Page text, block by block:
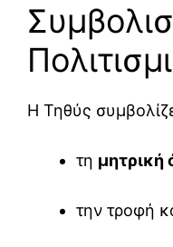
Η Τηθύς
τη μητρική
την τροφή